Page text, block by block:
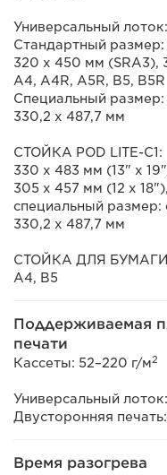
Универсальный лоток:
Стандартный
320 x 450 мм (SRA3),
A4, A4R, A5R, B5, B5R
Специальный
330,2 x 487,7 мм
СТОЙКА POD LITE-C1:
330 x 483 мм (13" x
305 x 457 мм (12 x
специальный размер:
330,2 x 487,7 мм
СТОЙКА ДЛЯ
A4, B5
Поддерживаемая
печати
Кассеты: 52–220 г/м2
Универсальный
Двусторонняя
Время разогрева